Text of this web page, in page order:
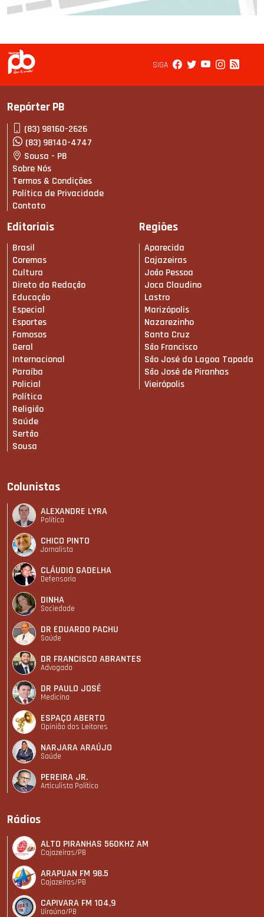
SIGA
Repórter PB
(83) 98160-2626
(83) 98140-4747
Sousa - PB
Sobre Nós
Termos & Condições
Política de Privacidade
Contato
Editoriais
Brasil
Coremas
Cultura
Direto da Redação
Educação
Especial
Esportes
Famosos
Geral
Internacional
Paraíba
Policial
Política
Religião
Saúde
Sertão
Sousa
Regiões
Aparecida
Cajazeiras
João Pessoa
Joca Claudino
Lastro
Marizópolis
Nazarezinho
Santa Cruz
São Francisco
São José da Lagoa Tapada
São José de Piranhas
Vieirópolis
Colunistas
ALEXANDRE LYRA
Política
CHICO PINTO
Jornalista
CLÁUDIO GADELHA
Defensoria
DINHA
Sociedade
DR EDUARDO PACHU
Saúde
DR FRANCISCO ABRANTES
Advogado
DR PAULO JOSÉ
Medicina
ESPAÇO ABERTO
Opinião dos Leitores
NARJARA ARAÚJO
Saúde
PEREIRA JR.
Articulista Polí­tico
Rádios
ALTO PIRANHAS 560KHZ AM
Cajazeiras/PB
ARAPUAN FM 98.5
Cajazeiras/PB
CAPIVARA FM 104,9
Uiraúna/PB